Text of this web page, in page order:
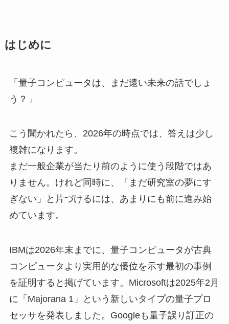
はじめに
「量子コンピュータは、まだ遠い未来の話でしょ
う？」
こう聞かれたら、2026年の時点では、答えは少し
複雑になります。
まだ一般企業が当たり前のように使う段階ではあ
りません。けれど同時に、「まだ研究室の夢にす
ぎない」と片づけるには、あまりにも前に進み始
めています。
IBMは2026年末までに、量子コンピュータが古典
コンピュータより実用的な優位を示す最初の事例
を証明すると掲げています。Microsoftは2025年2月
に「Majorana 1」という新しいタイプの量子プロ
セッサを発表しました。Googleも量子誤り訂正の